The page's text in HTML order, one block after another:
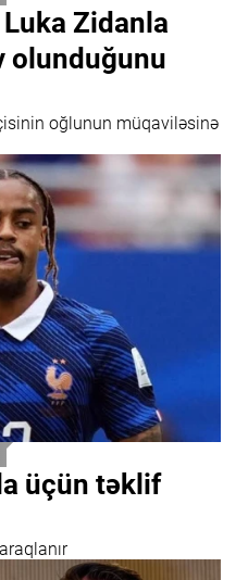
Zidanla
olunduğunu
oğlunun müqaviləsinə
üçün təklif